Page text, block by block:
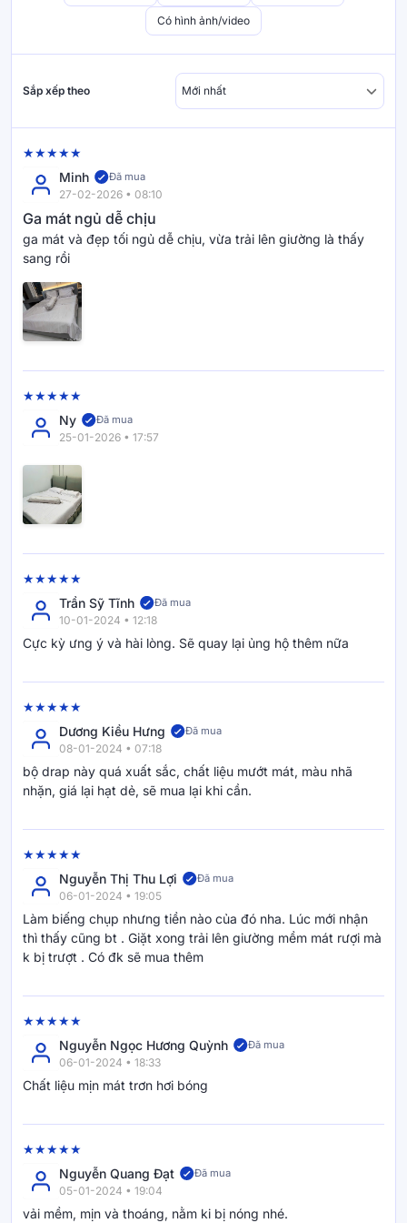
Có hình ảnh/video
Sắp xếp theo
Minh Đã mua
27-02-2026 • 08:10
Ga mát ngủ dễ chịu
ga mát và đẹp tối ngủ dễ chịu, vừa trải lên giường là thấy
sang rồi
Ny Đã mua
25-01-2026 • 17:57
Trần Sỹ Tĩnh Đã mua
10-01-2024 • 12:18
Cực kỳ ưng ý và hài lòng. Sẽ quay lại ủng hộ thêm nữa
Dương Kiều Hưng Đã mua
08-01-2024 • 07:18
bộ drap này quá xuất sắc, chất liệu mướt mát, màu nhã
nhặn, giá lại hạt dẻ, sẽ mua lại khi cần.
Nguyễn Thị Thu Lợi Đã mua
06-01-2024 • 19:05
Làm biếng chụp nhưng tiền nào của đó nha. Lúc mới nhận
thì thấy cũng bt . Giặt xong trải lên giường mềm mát rượi mà
k bị trượt . Có đk sẽ mua thêm
Nguyễn Ngọc Hương Quỳnh Đã mua
06-01-2024 • 18:33
Chất liệu mịn mát trơn hơi bóng
Nguyễn Quang Đạt Đã mua
05-01-2024 • 19:04
vải mềm, mịn và thoáng, nằm ki bị nóng nhé.